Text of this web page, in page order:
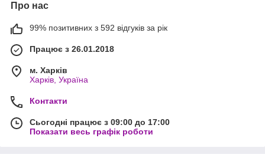
Про нас
99% позитивних з 592 відгуків за рік
Працює з 26.01.2018
м. Харків
Харків, Україна
Контакти
Сьогодні працює з 09:00 до 17:00
Показати весь графік роботи